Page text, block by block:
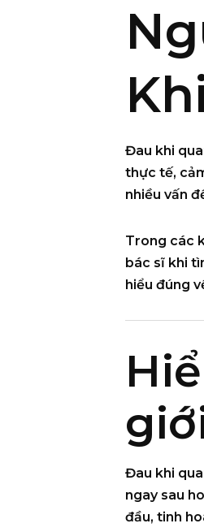
Đau khi
thực tế,
nhiều vấn
Trong các
bác sĩ khi
hiểu đúng
Đau khi
ngay sau
đầu, tinh